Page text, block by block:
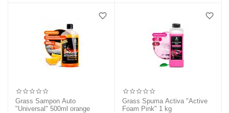
Grass Sampon Auto
"Universal" 500ml orange
Grass Spuma Activa "Active
Foam Pink" 1 kg